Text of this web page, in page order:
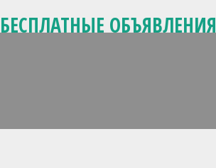
БЕСПЛАТНЫЕ ОБЪЯВЛЕНИЯ